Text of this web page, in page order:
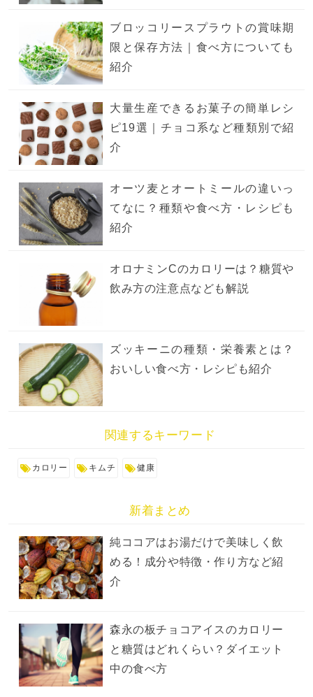
ブロッコリースプラウトの賞味期
限と保存方法｜食べ方についても
紹介
大量生産できるお菓子の簡単レシ
ピ19選｜チョコ系など種類別で紹
介
オーツ麦とオートミールの違いっ
てなに？種類や食べ方・レシピも
紹介
オロナミンCのカロリーは？糖質や
飲み方の注意点なども解説
ズッキーニの種類・栄養素とは？
おいしい食べ方・レシピも紹介
関連するキーワード
カロリー キムチ 健康
新着まとめ
純ココアはお湯だけで美味しく飲
める！成分や特徴・作り方など紹
介
森永の板チョコアイスのカロリー
と糖質はどれくらい？ダイエット
中の食べ方